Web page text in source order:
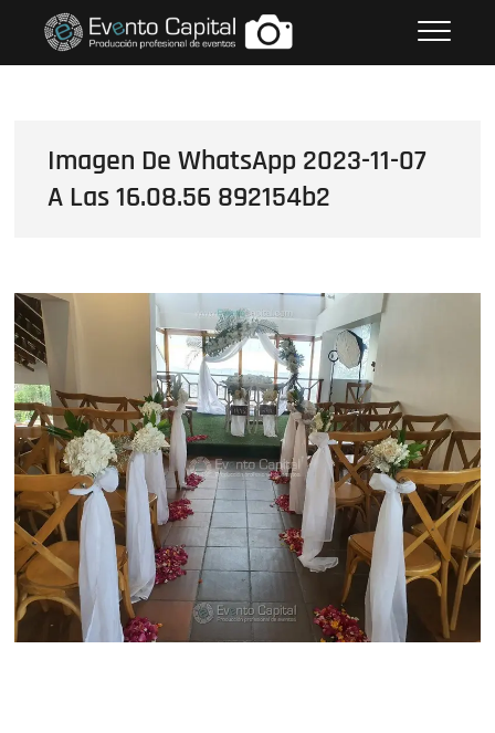
contenido
FOTOS GRUPO EMPRESARIAL
Imagen De WhatsApp 2023-11-07
A Las 16.08.56 892154b2